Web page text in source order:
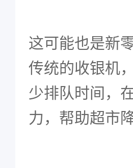
这可能也是新
传统的收银机
少排队时间，
力，帮助超市